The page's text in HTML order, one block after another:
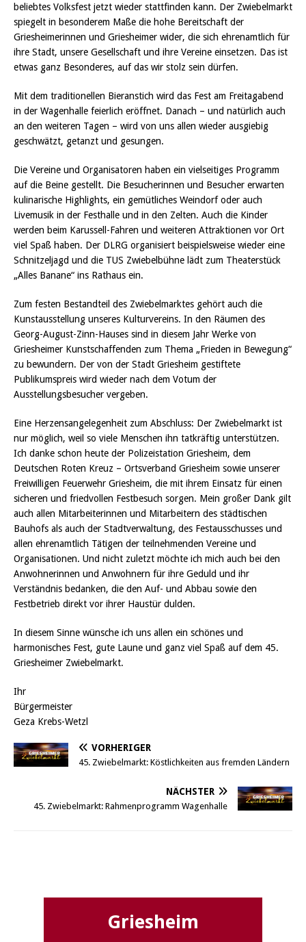
beliebtes Volksfest jetzt wieder stattfinden kann. Der Zwiebelmarkt
spiegelt in besonderem Maße die hohe Bereitschaft der
Griesheimerinnen und Griesheimer wider, die sich ehrenamtlich für
ihre Stadt, unsere Gesellschaft und ihre Vereine einsetzen. Das ist
etwas ganz Besonderes, auf das wir stolz sein dürfen.
Mit dem traditionellen Bieranstich wird das Fest am Freitagabend
in der Wagenhalle feierlich eröffnet. Danach – und natürlich auch
an den weiteren Tagen – wird von uns allen wieder ausgiebig
geschwätzt, getanzt und gesungen.
Die Vereine und Organisatoren haben ein vielseitiges Programm
auf die Beine gestellt. Die Besucherinnen und Besucher erwarten
kulinarische Highlights, ein gemütliches Weindorf oder auch
Livemusik in der Festhalle und in den Zelten. Auch die Kinder
werden beim Karussell-Fahren und weiteren Attraktionen vor Ort
viel Spaß haben. Der DLRG organisiert beispielsweise wieder eine
Schnitzeljagd und die TUS Zwiebelbühne lädt zum Theaterstück
„Alles Banane“ ins Rathaus ein.
Zum festen Bestandteil des Zwiebelmarktes gehört auch die
Kunstausstellung unseres Kulturvereins. In den Räumen des
Georg-August-Zinn-Hauses sind in diesem Jahr Werke von
Griesheimer Kunstschaffenden zum Thema „Frieden in Bewegung“
zu bewundern. Der von der Stadt Griesheim gestiftete
Publikumspreis wird wieder nach dem Votum der
Ausstellungsbesucher vergeben.
Eine Herzensangelegenheit zum Abschluss: Der Zwiebelmarkt ist
nur möglich, weil so viele Menschen ihn tatkräftig unterstützen.
Ich danke schon heute der Polizeistation Griesheim, dem
Deutschen Roten Kreuz – Ortsverband Griesheim sowie unserer
Freiwilligen Feuerwehr Griesheim, die mit ihrem Einsatz für einen
sicheren und friedvollen Festbesuch sorgen. Mein großer Dank gilt
auch allen Mitarbeiterinnen und Mitarbeitern des städtischen
Bauhofs als auch der Stadtverwaltung, des Festausschusses und
allen ehrenamtlich Tätigen der teilnehmenden Vereine und
Organisationen. Und nicht zuletzt möchte ich mich auch bei den
Anwohnerinnen und Anwohnern für ihre Geduld und ihr
Verständnis bedanken, die den Auf- und Abbau sowie den
Festbetrieb direkt vor ihrer Haustür dulden.
In diesem Sinne wünsche ich uns allen ein schönes und
harmonisches Fest, gute Laune und ganz viel Spaß auf dem 45.
Griesheimer Zwiebelmarkt.
Ihr
Bürgermeister
Geza Krebs-Wetzl
VORHERIGER
45. Zwiebelmarkt: Köstlichkeiten aus fremden Ländern
NÄCHSTER
45. Zwiebelmarkt: Rahmenprogramm Wagenhalle
Griesheim